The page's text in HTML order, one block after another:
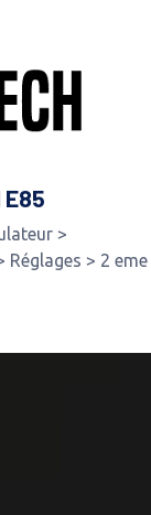
>
> 2 eme